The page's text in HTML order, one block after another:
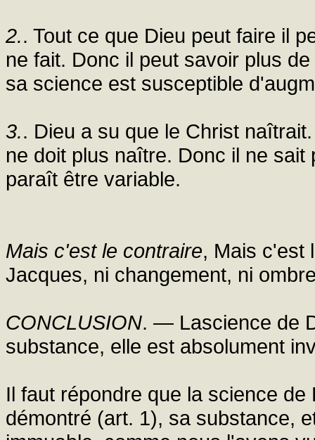
2.. Tout ce que Dieu peut faire il
ne fait. Donc il peut savoir plus
sa science est susceptible
3.. Dieu a su que le Christ
ne doit plus naître. Donc il ne
paraît être variable.
Mais c'est le contraire, Mais c'est
Jacques, ni changement, ni
CONCLUSION. — Lascience de
substance, elle est absolument
Il faut répondre que la science
démontré (art. 1), sa substance,